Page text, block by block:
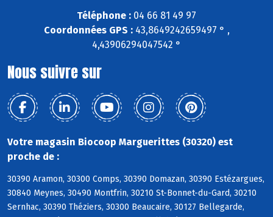
Téléphone : 04 66 81 49 97
Coordonnées GPS :43,8649242659497 ° ,
4,43906294047542 °
Nous suivre sur
Votre magasin Biocoop Marguerittes (30320) est
proche de :
30390 Aramon, 30300 Comps, 30390 Domazan, 30390 Estézargues,
30840 Meynes, 30490 Montfrin, 30210 St-Bonnet-du-Gard, 30210
Sernhac, 30390 Théziers, 30300 Beaucaire, 30127 Bellegarde,